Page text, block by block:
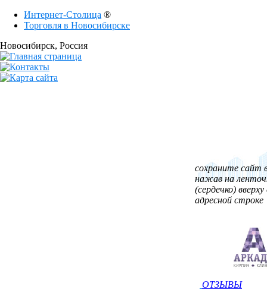
Интернет-Столица ®
Торговля в Новосибирске
Новосибирск, Россия
сохраните сайт
нажав на
(сердечко)
адресной строке
ОТЗЫВЫ